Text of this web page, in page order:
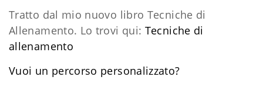
Tratto dal mio nuovo libro Tecniche di
Allenamento. Lo trovi qui: Tecniche di
allenamento
Vuoi un percorso personalizzato?